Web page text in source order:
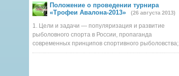
Положение о проведении турнира
«Трофеи Авалона-2013»
(26 августа 2013)
1. Цели и задачи — популяризация и развитие
рыболовного спорта в России, пропаганда
современных принципов спортивного рыболовства;